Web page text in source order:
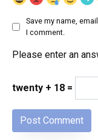
Save my name,
I comment.
Please enter an
twenty + 18 =